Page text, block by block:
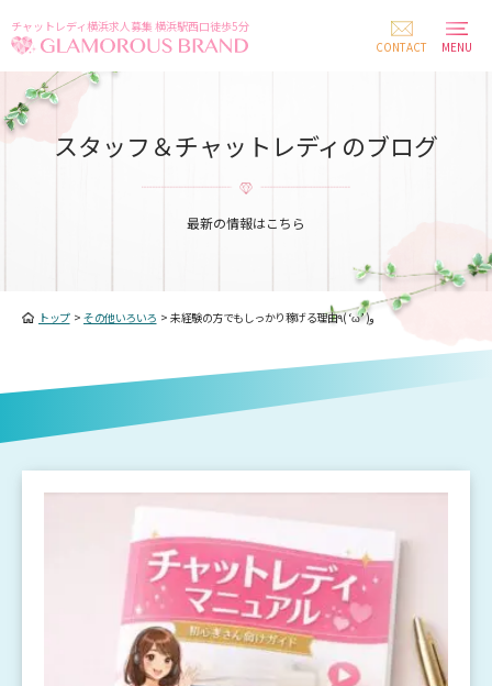
チャットレディ横浜求人募集 横浜駅西口徒歩5分
CONTACT
MENU
スタッフ＆チャットレディのブログ
最新の情報はこちら
トップ> その他いろいろ > 未経験の方でもしっかり稼げる理由٩( ‘ω’ )و